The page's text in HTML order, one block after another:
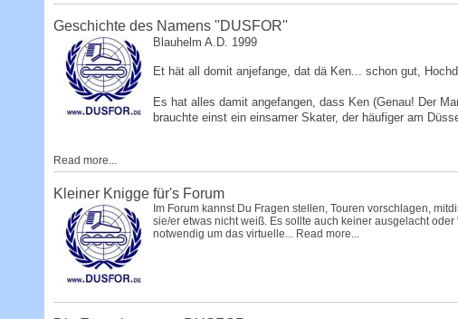
Geschichte des Namens ''DUSFOR''
Blauhelm A.D. 1999
Et hät all domit anjefange, dat dä Ken... schon gut,
Es hat alles damit angefangen, dass Ken (Genau! Der
brauchte einst ein einsamer Skater, der häufiger am
Read more...
Kleiner Knigge für's Forum
Im Forum kannst Du Fragen stellen, Touren vorschlagen,
sie/er etwas nicht weiß. Es sollte auch keiner ausgelacht
notwendig um das virtuelle... Read more...